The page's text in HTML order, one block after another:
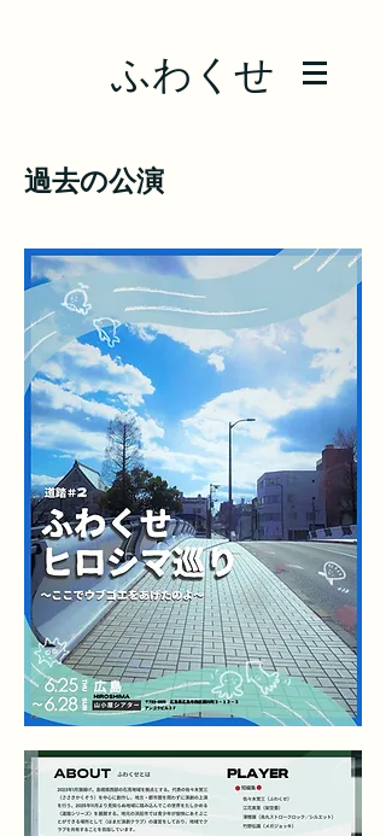
ふわくせ
​過去の公演